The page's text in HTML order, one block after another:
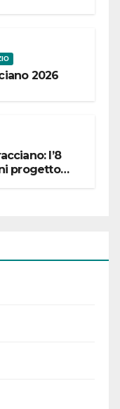
2026
l’8
progetto